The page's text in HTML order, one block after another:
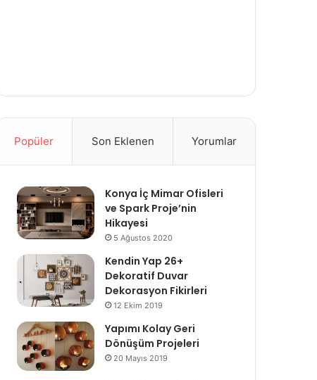
Popüler Son Eklenen Yorumlar
Konya İç Mimar Ofisleri
ve Spark Proje’nin
Hikayesi
5 Ağustos 2020
Kendin Yap 26+
Dekoratif Duvar
Dekorasyon Fikirleri
12 Ekim 2019
Yapımı Kolay Geri
Dönüşüm Projeleri
20 Mayıs 2019